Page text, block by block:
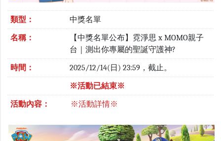
類型： 中獎名單
名稱：
【中獎名單公布】霓淨思 x MOMO親子
台｜測出你專屬的聖誕守護神?
時間： 2025/12/14(日) 23:59，截止。
※活動已結束※
活動內容： ※活動詳情※